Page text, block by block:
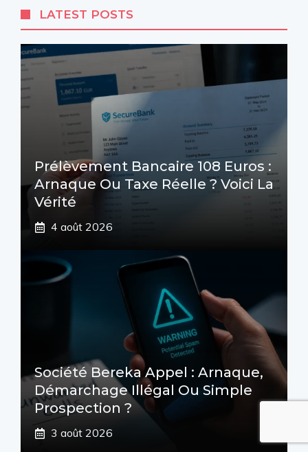
LATEST POSTS
Prélèvement Bancaire 108 Euros :
Arnaque Ou Taxe Réelle ? Voici La
Vérité
4 août 2026
Société Bereka Appel : Arnaque,
Démarchage Illégal Ou Simple
Prospection ?
3 août 2026